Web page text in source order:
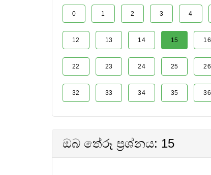
0 1 2 3 4
12 13 14 15 16
22 23 24 25 26
32 33 34 35 36
ඔබ තේරූ ප්‍රශ්නය: 15